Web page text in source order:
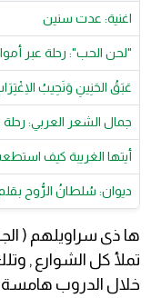
اغنية: عدت سنين
​"لحن الحب": رحلة عبر
​عَبَقُ الحَنِينِ وَنَحِيبُ
جمال الشعر العربي: رحلة
أيتها الغريبة كيف
ديوان: سُلطانُ الرُّوح
ها ذى سراويلهم (
تملأ كل الشوارع ,
خلال الدروب هامسة